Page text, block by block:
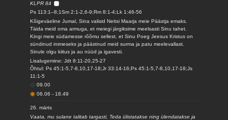
KLPR 84
Ps 113:1–8;1Sm 2:1-2,6-9;Rm 8:1-4;Lk 1:46-56
Kõigeväeline Jumal, Sina valisid Neitsi Maarja meie Päästja emaks.
Täida meid oma armuga, et meiegi järgiksime meelsasti Sinu tahet.
Kingi meie südamesse rõõmu sellest, et Sinu Poeg Jeesus Kristus on
sündinud inimeseks ja päästnud meid surma ja patu meelevallast.
Sinule olgu kiitus ja au nüüd ja igavesti.
Lisalugemine: Jdt 8:11-20,25-27
Õhtul: Ps 45:1-5,7-8,10,17-18;Jr 33:14-16;Ps 45:1-5,7-8,10,17-18;Js
11:1-5
09.00
06.06- 18.49
26. märts
Vaata, mu sulane talitab targasti, Teda ülistatakse ning ülendatakse ja